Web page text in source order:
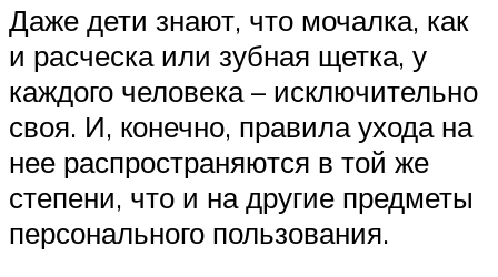
Даже дети знают, что мочалка, как
и расческа или зубная щетка, у
каждого человека – исключительно
своя. И, конечно, правила ухода на
нее распространяются в той же
степени, что и на другие предметы
персонального пользования.